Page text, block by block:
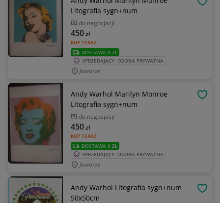
Litografia sygn+num
do negocjacji
KUP TERAZ
450zł
DOSTAWA 0 ZŁ
SPRZEDAJĄCY: OSOBA PRYWATNA
Jaworze
Andy Warhol Marilyn Monroe
Litografia sygn+num
do negocjacji
KUP TERAZ
450zł
DOSTAWA 0 ZŁ
SPRZEDAJĄCY: OSOBA PRYWATNA
Jaworze
Andy Warhol Litografia sygn+num
50x50cm